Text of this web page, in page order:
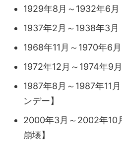
1929年8月～1932年6月
1937年2月～1938年3月
1968年11月～1970年6
1972年12月～1974年9
1987年8月～1987年11
ンデー】
2000年3月～2002年10
崩壊】